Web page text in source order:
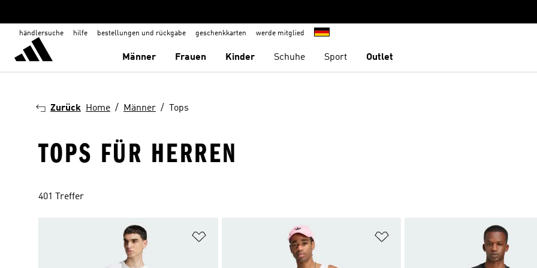
händlersuche hilfe bestellungen und rückgabe geschenkkarten werde mitglied
Männer Frauen Kinder Schuhe Sport Outlet
Zurück Home Männer Tops
TOPS FÜR HERREN
401 Treffer
Zur Wunschliste hinzufügen Zur Wunschliste hinzufügen